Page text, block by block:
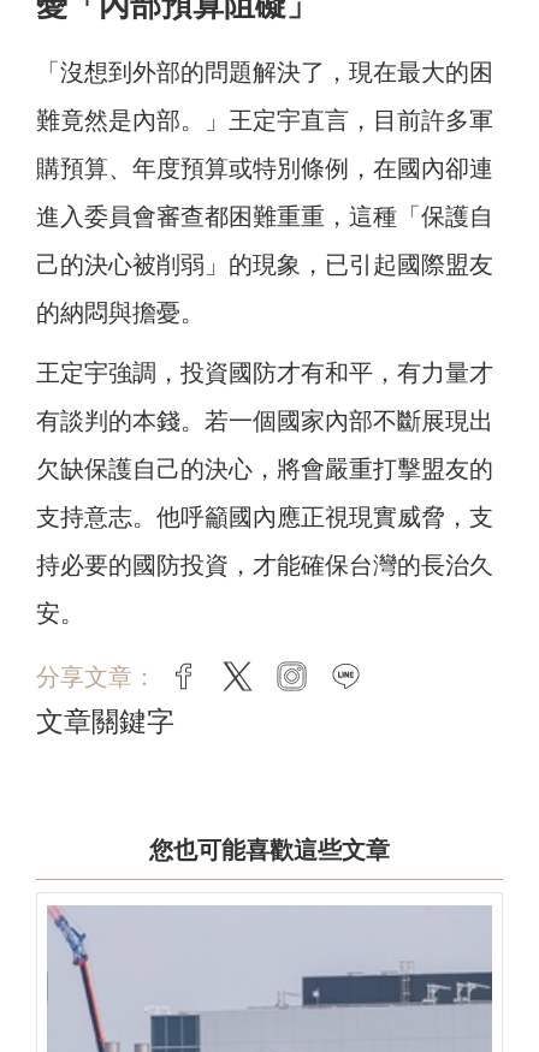
「沒想到外部的問題解決了，現在最大的困
難竟然是內部。」王定宇直言，目前許多軍
購預算、年度預算或特別條例，在國內卻連
進入委員會審查都困難重重，這種「保護自
己的決心被削弱」的現象，已引起國際盟友
的納悶與擔憂。
王定宇強調，投資國防才有和平，有力量才
有談判的本錢。若一個國家內部不斷展現出
欠缺保護自己的決心，將會嚴重打擊盟友的
支持意志。他呼籲國內應正視現實威脅，支
持必要的國防投資，才能確保台灣的長治久
安。
分享文章： facebook
twitter instagram
文章關鍵字
您也可能喜歡這些文章